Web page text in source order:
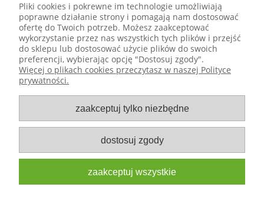
Pomoc
Płatności i dostawa
Informacje
O nas
Pliki cookies i pokrewne im technologie umożliwiają
poprawne działanie strony i pomagają nam dostosować
ofertę do Twoich potrzeb. Możesz zaakceptować
wykorzystanie przez nas wszystkich tych plików i przejść
do sklepu lub dostosować użycie plików do swoich
preferencji, wybierając opcję "Dostosuj zgody".
Więcej o plikach cookies przeczytasz w naszej Polityce
prywatności.
zaakceptuj tylko niezbędne
dostosuj zgody
zaakceptuj wszystkie